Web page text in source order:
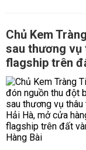
Chủ Kem
sau thương vụ
flagship trên